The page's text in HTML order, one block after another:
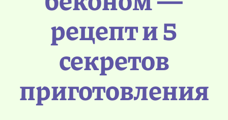
рецепт и 5
секретов
приготовления